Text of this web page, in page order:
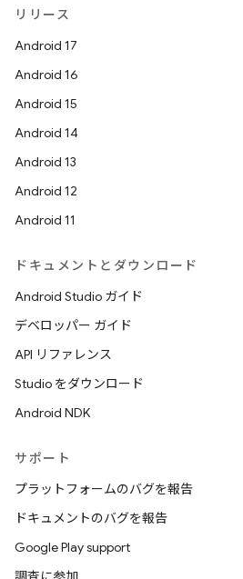
リリース
Android 17
Android 16
Android 15
Android 14
Android 13
Android 12
Android 11
ドキュメントとダウンロード
Android Studio ガイド
デベロッパー ガイド
API リファレンス
Studio をダウンロード
Android NDK
サポート
プラットフォームのバグを報告
ドキュメントのバグを報告
Google Play support